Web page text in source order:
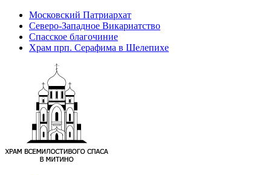
Московский Патриархат
Северо-Западное Викариатство
Спасское благочиние
Храм прп. Серафима в Шелепихе